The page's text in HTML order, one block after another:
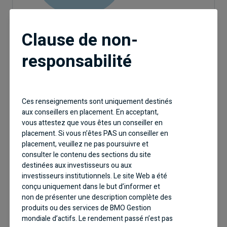
Pourquoi investir?
Conçu pour les investisseurs qui cherchent à
obtenir un revenu accru de portefeuilles
d’actions
Investit dans un panier diversifié de banques
canadiennes parmi les mieux établies
Clause de non-
responsabilité
Ces renseignements sont uniquement destinés
aux conseillers en placement. En acceptant,
vous attestez que vous êtes un conseiller en
placement. Si vous n’êtes PAS un conseiller en
placement, veuillez ne pas poursuivre et
consulter le contenu des sections du site
destinées aux investisseurs ou aux
investisseurs institutionnels. Le site Web a été
conçu uniquement dans le but d’informer et
non de présenter une description complète des
produits ou des services de BMO Gestion
mondiale d’actifs. Le rendement passé n’est pas